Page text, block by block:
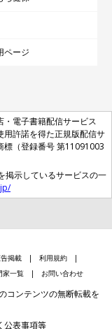
ページ
・電子書籍配信サービス
用許諾を得た正規版配信サ
標（登録番号 第11091003
掲示しているサービスの一
掲載
利用規約
家一覧 お問い合わせ
コンテンツの無断転載を
公表事項等